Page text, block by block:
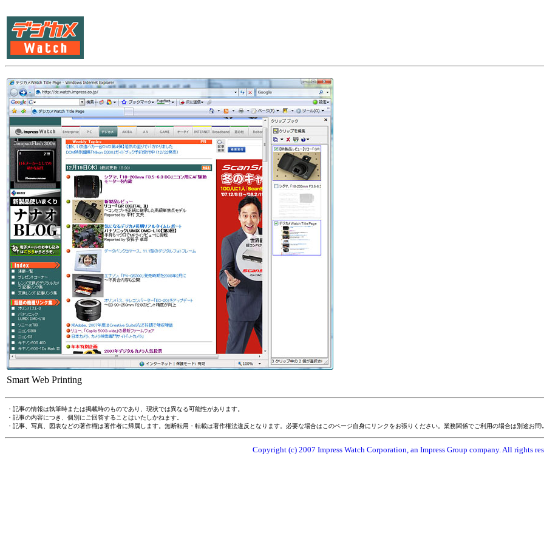
Smart Web Printing
・記事の情報は執筆時または掲載時のものであり、現状では異なる可能性があります。
・記事の内容につき、個別にご回答することはいたしかねます。
・記事、写真、図表などの著作権は著作者に帰属します。無断転用・転載は著作権法違反となります。必要な場合はこのページ自身にリンクをお張りください。業務関係でご利用の場合は別途お問
Copyright (c) 2007 Impress Watch Corporation, an Impress Group company. All rights